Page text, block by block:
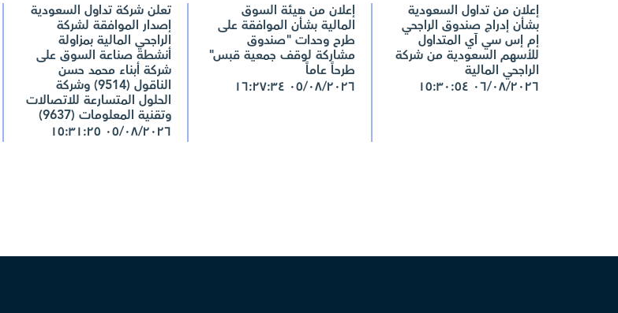
إعلان من تداول السعودية
بشأن إدراج صندوق الراجحي
إم إس سي آي المتداول
للأسهم السعودية من شركة
الراجحي المالية
٠٦/٠٨/٢٠٢٦ ١٥:٣٠:٥٤
إعلان من هيئة السوق
المالية بشأن الموافقة على
طرح وحدات "صندوق
مشاركة لوقف جمعية قبس"
طرحاً عاماً
٠٥/٠٨/٢٠٢٦ ١٦:٢٧:٣٤
تعلن شركة تداول السعودية
إصدار الموافقة لشركة
الراجحي المالية بمزاولة
أنشطة صناعة السوق على
شركة أبناء محمد حسن
الناقول (9514) وشركة
الحلول المتسارعة للاتصالات
وتقنية المعلومات (9637)
٠٥/٠٨/٢٠٢٦ ١٥:٣١:٢٥